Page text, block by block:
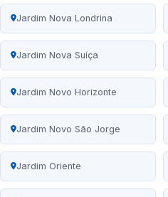
Jardim Nova Londrina
Jardim Nova Suíça
Jardim Novo Horizonte
Jardim Novo São Jorge
Jardim Oriente